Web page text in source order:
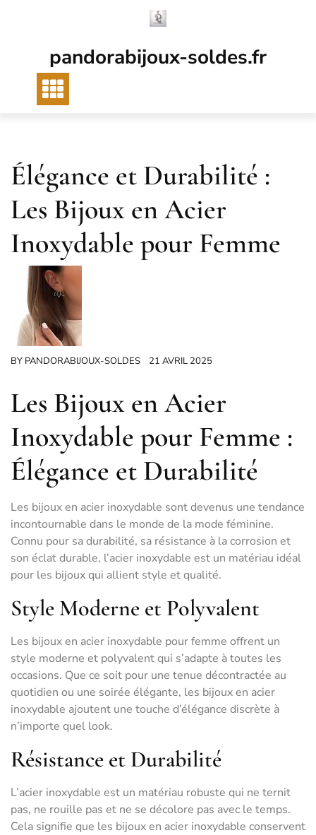
pandorabijoux-soldes.fr
Élégance et Durabilité :
Les Bijoux en Acier
Inoxydable pour Femme
BY PANDORABIJOUX-SOLDES 21 AVRIL 2025
Les Bijoux en Acier
Inoxydable pour Femme :
Élégance et Durabilité
Les bijoux en acier inoxydable sont devenus une tendance
incontournable dans le monde de la mode féminine.
Connu pour sa durabilité, sa résistance à la corrosion et
son éclat durable, l’acier inoxydable est un matériau idéal
pour les bijoux qui allient style et qualité.
Style Moderne et Polyvalent
Les bijoux en acier inoxydable pour femme offrent un
style moderne et polyvalent qui s’adapte à toutes les
occasions. Que ce soit pour une tenue décontractée au
quotidien ou une soirée élégante, les bijoux en acier
inoxydable ajoutent une touche d’élégance discrète à
n’importe quel look.
Résistance et Durabilité
L’acier inoxydable est un matériau robuste qui ne ternit
pas, ne rouille pas et ne se décolore pas avec le temps.
Cela signifie que les bijoux en acier inoxydable conservent